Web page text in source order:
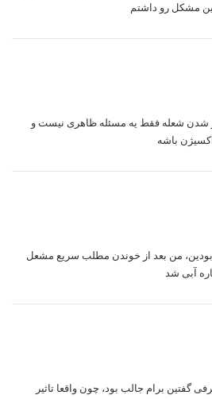
مشکل رو داشتم
شدن شعله فقط یه مسئله ظاهری نیست و
باشه
من بعد از خوندن مطلب سریع مشعل
آبی شد
گفتین برام جالب بود، چون واقعا تاثیر